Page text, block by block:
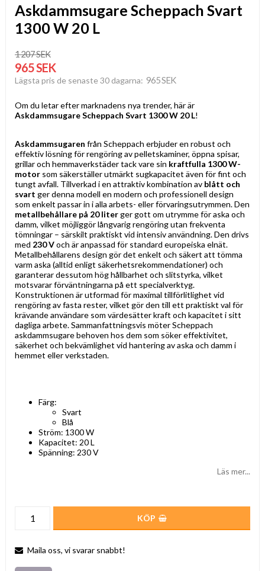
Askdammsugare Scheppach Svart
1300 W 20 L
1 207 SEK
965 SEK
Lägsta pris de senaste 30 dagarna 965 SEK
Om du letar efter marknadens nya trender, här är
Askdammsugare Scheppach Svart 1300 W 20 L!
Askdammsugaren från Scheppach erbjuder en robust och
effektiv lösning för rengöring av pelletskaminer, öppna spisar,
grillar och hemmaverkstäder tack vare sin kraftfulla 1300 W-
motor som säkerställer utmärkt sugkapacitet även för fint och
tungt avfall. Tillverkad i en attraktiv kombination av blått och
svart ger denna modell en modern och professionell design
som enkelt passar in i alla arbets- eller förvaringsutrymmen. Den
metallbehållare på 20 literger gott om utrymme för aska och
damm, vilket möjliggör långvarig rengöring utan frekventa
tömningar – särskilt praktiskt vid intensiv användning. Den drivs
med 230 Voch är anpassad för standard europeiska elnät.
Metallbehållarens design gör det enkelt och säkert att tömma
varm aska (alltid enligt säkerhetsrekommendationer) och
garanterar dessutom hög hållbarhet och slitstyrka, vilket
motsvarar förväntningarna på ett specialverktyg.
Konstruktionen är utformad för maximal tillförlitlighet vid
rengöring av fasta rester, vilket gör den till ett praktiskt val för
krävande användare som värdesätter kraft och kapacitet i sitt
dagliga arbete. Sammanfattningsvis möter Scheppach
askdammsugare behoven hos dem som söker effektivitet,
säkerhet och bekvämlighet vid hantering av aska och damm i
hemmet eller verkstaden.
Färg:
Svart
Blå
Ström: 1300 W
Kapacitet: 20 L
Spänning: 230 V
Läs mer...
KÖP
Maila oss, vi svarar snabbt!